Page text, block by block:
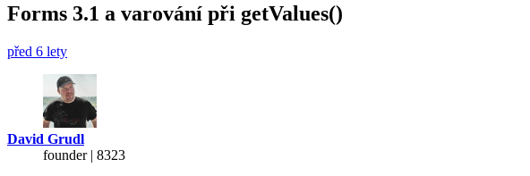
Forms 3.1 a varování při getValues()
před 6 lety
David Grudl
founder | 8323